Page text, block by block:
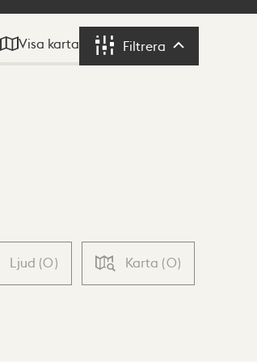
Visa karta Filtrera Filtrera
Ljud (0) Karta (0)